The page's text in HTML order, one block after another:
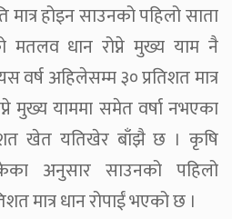
मात्र होइन साउनको पहिलो साता
मतलव धान रोप्ने मुख्य याम नै
वर्ष अहिलेसम्म ३० प्रतिशत मात्र
मुख्य याममा समेत वर्षा नभएका
खेत यतिखेर बाँझै छ । कृषि
अनुसार साउनको पहिलो
मात्र धान रोपाईं भएको छ ।